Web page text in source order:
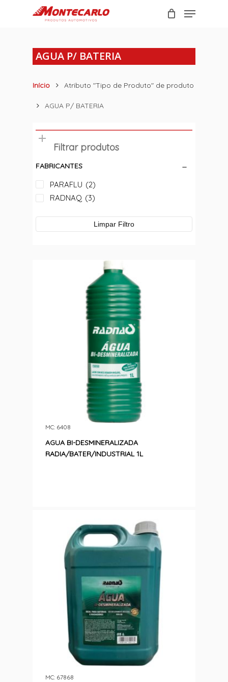
Menu
Carrinho
AGUA P/ BATERIA
Início Atributo "Tipo de Produto" de produto
AGUA P/ BATERIA
Filtrar produtos
FABRICANTES
PARAFLU (2)
RADNAQ (3)
Limpar Filtro
AGUA BI-DESMINERALIZADA
RADIA/BATER/INDUSTRIAL 1L
MC: 6408
MC: 67868